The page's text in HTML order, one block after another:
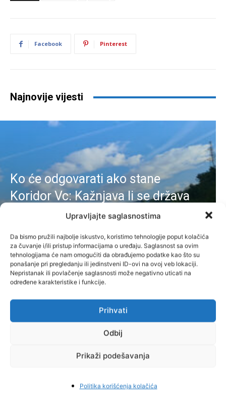
Upravljajte saglasnostima
Da bismo pružili najbolje iskustvo, koristimo tehnologije poput kolačića
za čuvanje i/ili pristup informacijama o uređaju. Saglasnost sa ovim
tehnologijama će nam omogućiti da obrađujemo podatke kao što su
ponašanje pri pregledanju ili jedinstveni ID-ovi na ovoj veb lokaciji.
Nepristanak ili povlačenje saglasnosti može negativno uticati na
određene karakteristike i funkcije.
Prihvati
Odbij
Prikaži podešavanja
Politika korišćenja kolačića
Facebook Pinterest
Najnovije vijesti
Ko će odgovarati ako stane
Koridor Vc: Kažnjava li se država
koja je sama prijavila
nepravilnosti?
Vijesti Administrator - 6. Augusta 2026.
Paradoks BiH: Imamo vodu
flaširane trošimo 20,6 miliona